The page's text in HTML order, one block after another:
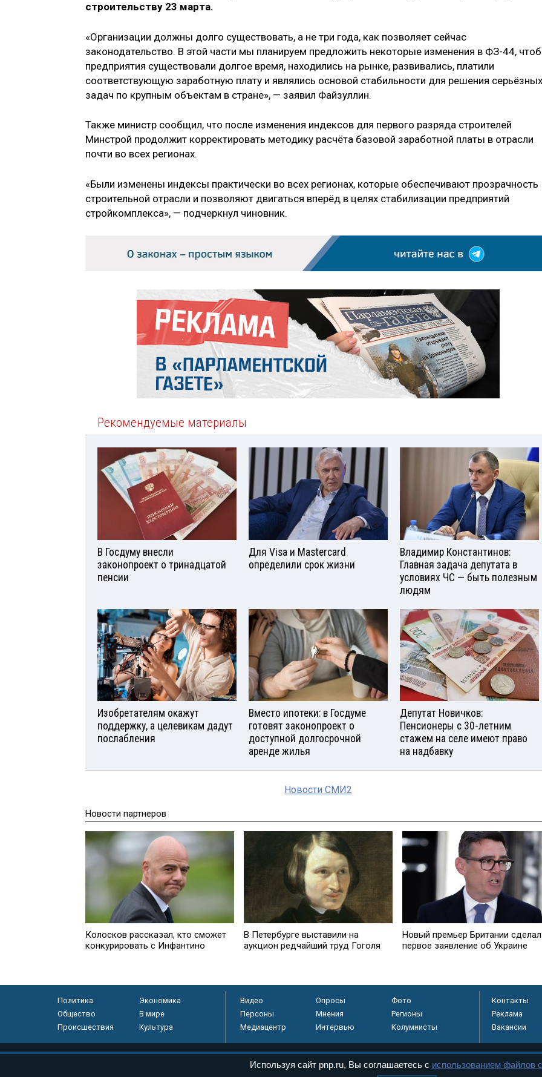
строительству 23 марта.
«Организации должны долго существовать, а не три года, как позволяет сейчас
законодательство. В этой части мы планируем предложить некоторые изменения в ФЗ-44,
предприятия существовали долгое время, находились на рынке, развивались, платили
соответствующую заработную плату и являлись основой стабильности для решения серьёзных
задач по крупным объектам в стране», — заявил Файзуллин.
Также министр сообщил, что после изменения индексов для первого разряда строителей
Минстрой продолжит корректировать методику расчёта базовой заработной платы в отрасли
почти во всех регионах.
«Были изменены индексы практически во всех регионах, которые обеспечивают прозрачность
строительной отрасли и позволяют двигаться вперёд в целях стабилизации предприятий
стройкомплекса», — подчеркнул чиновник.
Рекомендуемые материалы
В Госдуму внесли
законопроект о тринадцатой
пенсии
Для Visа и Mastercard
определили срок жизни
Владимир Константинов:
Главная задача депутата в
условиях ЧС — быть полезным
людям
Изобретателям окажут
поддержку, а целевикам дадут
послабления
Вместо ипотеки: в Госдуме
готовят законопроект о
доступной долгосрочной
аренде жилья
Депутат Новичков:
Пенсионеры с 30-летним
стажем на селе имеют право
на надбавку
Новости СМИ2
Новости партнеров
Колосков рассказал, кто сможет
конкурировать с Инфантино
В Петербурге выставили на
аукцион редчайший труд Гоголя
Новый премьер Британии сделал
первое заявление об Украине
Политика
Экономика
Общество
В мире
Происшествия
Культура
Видео Опросы
Фото
Персоны
Мнения
Регионы
Медиацентр
Интервью Колумнисты
Контакты
Реклама
Вакансии
Используя сайт pnp.ru, Вы соглашаетесь с использованием файлов